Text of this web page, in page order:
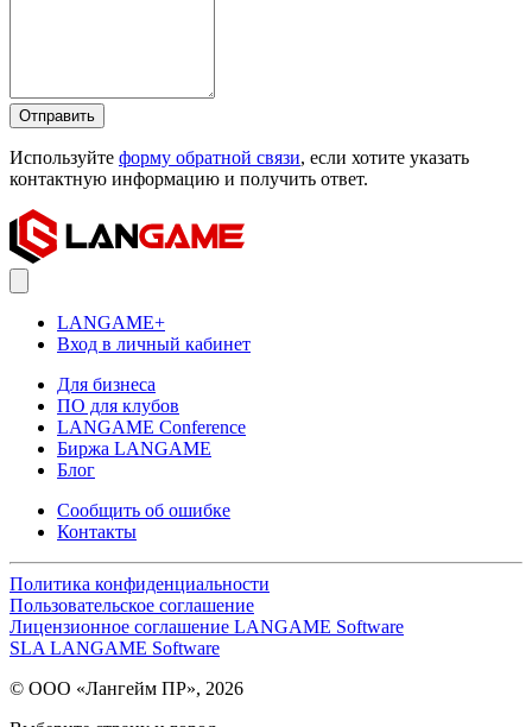
Отправить
Используйте форму обратной связи, если хотите указать
контактную информацию и получить ответ.
LANGAME+
Вход в личный кабинет
Для бизнеса
ПО для клубов
LANGAME Conference
Биржа LANGAME
Блог
Сообщить об ошибке
Контакты
Политика конфиденциальности
Пользовательское соглашение
Лицензионное соглашение LANGAME Software
SLA LANGAME Software
© ООО «Лангейм ПР», 2026